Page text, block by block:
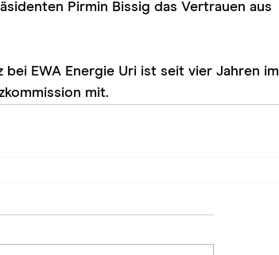
Pirmin Bissig das Vertrauen aus
EWA Energie Uri ist seit vier Jahren im
mit.